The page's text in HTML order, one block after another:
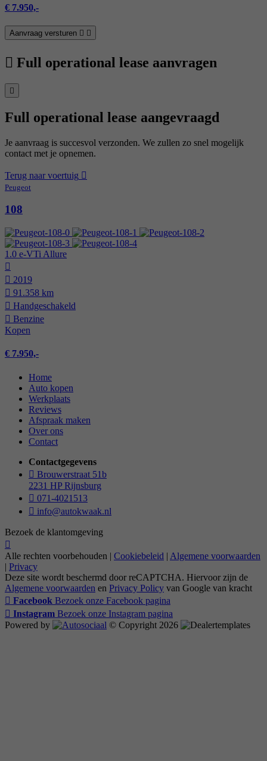
€ 7.950,-
Aanvraag versturen
Full operational lease aanvragen
Full operational lease aangevraagd
Je aanvraag is succesvol verzonden. We zullen zo snel mogelijk
contact met je opnemen.
Terug naar voertuig
Peugeot
108
1.0 e-VTi Allure
2019
91.358 km
Hand­geschakeld
Benzine
Kopen
€ 7.950,-
Home
Auto kopen
Werkplaats
Reviews
Afspraak maken
Over ons
Contact
Contactgegevens
Brouwerstraat 51b
2231 HP Rijnsburg
071-4021513
info@autokwaak.nl
Bezoek de klantomgeving
Alle rechten voorbehouden | Cookiebeleid | Algemene voorwaarden
| Privacy
Deze site wordt beschermd door reCAPTCHA. Hiervoor zijn de
Algemene voorwaarden en Privacy Policy van Google van kracht
Facebook Bezoek onze Facebook pagina
Instagram Bezoek onze Instagram pagina
Powered by
© Copyright 2026